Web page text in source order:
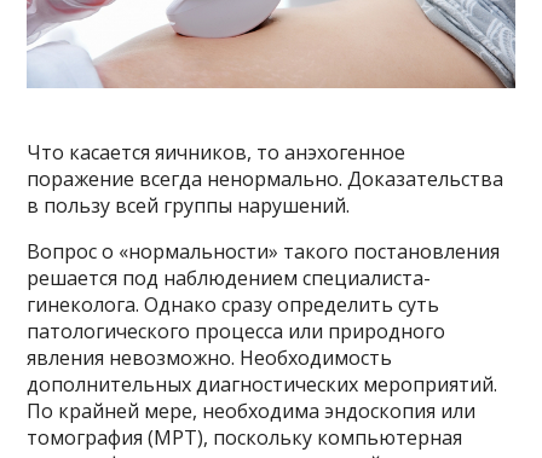
Что касается яичников, то анэхогенное
поражение всегда ненормально. Доказательства
в пользу всей группы нарушений.
Вопрос о «нормальности» такого постановления
решается под наблюдением специалиста-
гинеколога. Однако сразу определить суть
патологического процесса или природного
явления невозможно. Необходимость
дополнительных диагностических мероприятий.
По крайней мере, необходима эндоскопия или
томография (МРТ), поскольку компьютерная